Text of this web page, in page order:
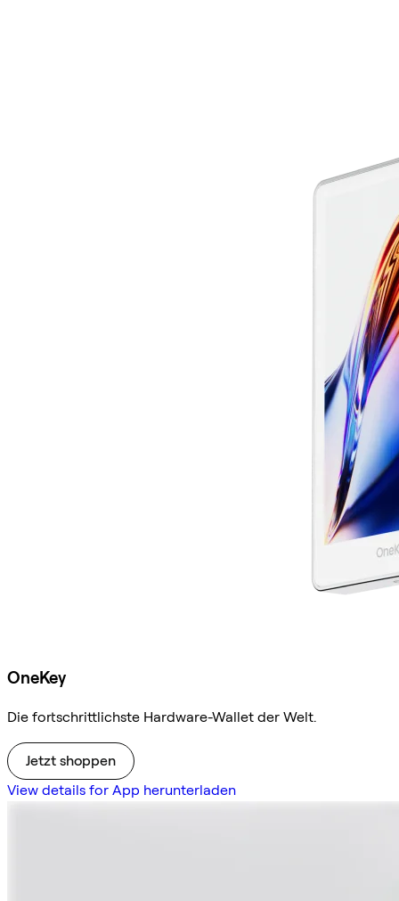
OneKey
Die fortschrittlichste Hardware-Wallet der Welt.
Jetzt shoppen
View details for App herunterladen